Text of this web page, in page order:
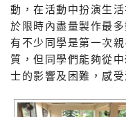
動，在活動中扮演生
於限時內盡量製作最
有不少同學是第一次
質，但同學們能夠從
士的影響及困難，感受